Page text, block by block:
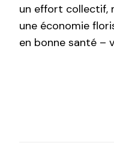
un effort collectif,
une économie
en bonne santé –